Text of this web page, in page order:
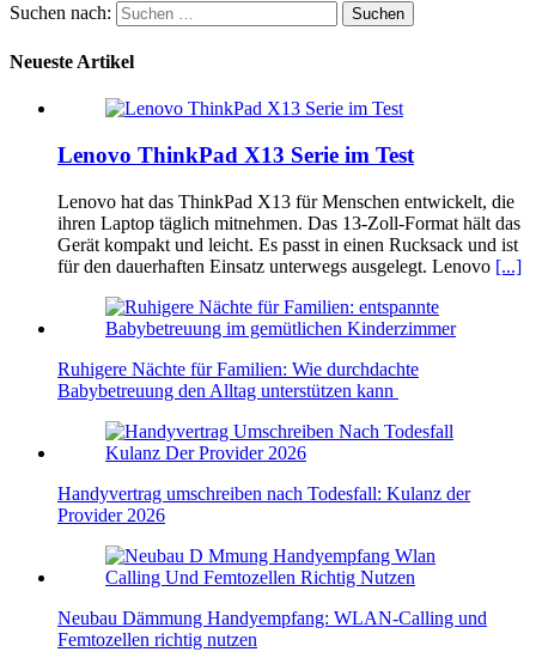
Suchen nach:
Neueste Artikel
Lenovo ThinkPad X13 Serie im Test
Lenovo hat das ThinkPad X13 für Menschen entwickelt, die
ihren Laptop täglich mitnehmen. Das 13-Zoll-Format hält das
Gerät kompakt und leicht. Es passt in einen Rucksack und ist
für den dauerhaften Einsatz unterwegs ausgelegt. Lenovo [...]
Ruhigere Nächte für Familien: Wie durchdachte
Babybetreuung den Alltag unterstützen kann
Handyvertrag umschreiben nach Todesfall: Kulanz der
Provider 2026
Neubau Dämmung Handyempfang: WLAN-Calling und
Femtozellen richtig nutzen